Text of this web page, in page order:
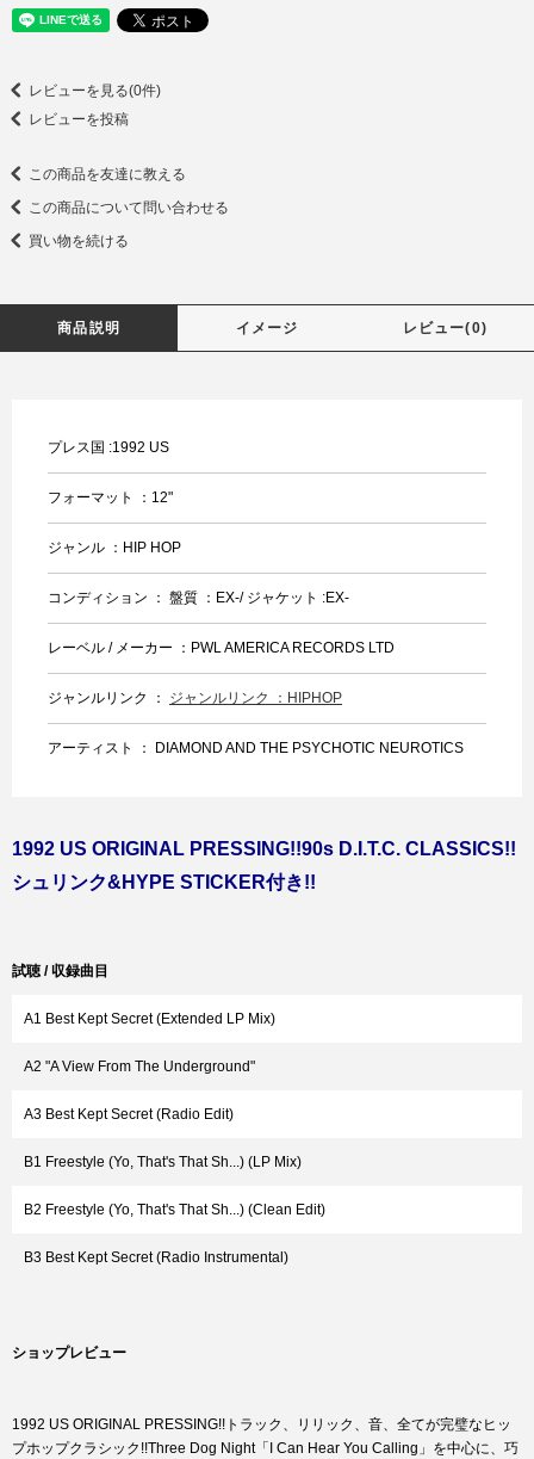
レビューを見る(0件)
レビューを投稿
この商品を友達に教える
この商品について問い合わせる
買い物を続ける
商品説明 イメージ レビュー(0)
プレス国 :1992 US
フォーマット ：12"
ジャンル ：HIP HOP
コンディション ： 盤質 ：EX-/ ジャケット :EX-
レーベル / メーカー ：PWL AMERICA RECORDS LTD
ジャンルリンク ： ジャンルリンク ：HIPHOP
アーティスト ： DIAMOND AND THE PSYCHOTIC NEUROTICS
1992 US ORIGINAL PRESSING!!90s D.I.T.C. CLASSICS!!
シュリンク&HYPE STICKER付き!!
試聴 / 収録曲目
A1 Best Kept Secret (Extended LP Mix)
A2 "A View From The Underground"
A3 Best Kept Secret (Radio Edit)
B1 Freestyle (Yo, That's That Sh...) (LP Mix)
B2 Freestyle (Yo, That's That Sh...) (Clean Edit)
B3 Best Kept Secret (Radio Instrumental)
ショップレビュー
1992 US ORIGINAL PRESSING!!トラック、リリック、音、全てが完璧なヒッ
プホップクラシック!!Three Dog Night「I Can Hear You Calling」を中心に、巧